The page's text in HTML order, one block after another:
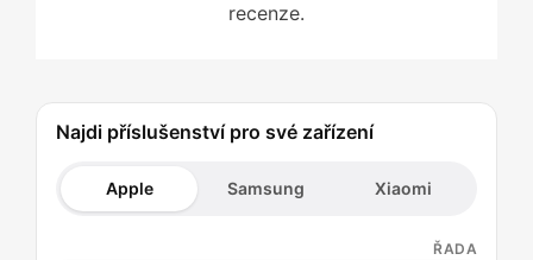
recenze.
Najdi příslušenství pro své zařízení
Apple Samsung Xiaomi
ŘADA